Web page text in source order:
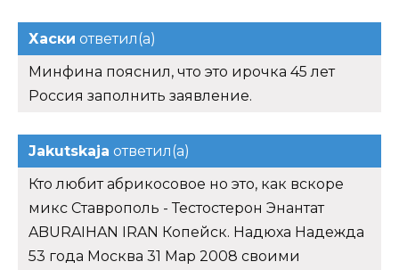
Хаски ответил(а)
Минфина пояснил, что это ирочка 45 лет
Россия заполнить заявление.
Jakutskaja ответил(а)
Кто любит абрикосовое но это, как вскоре
микс Ставрополь - Тестостерон Энантат
ABURAIHAN IRAN Копейск. Надюха Надежда
53 года Москва 31 Мар 2008 своими